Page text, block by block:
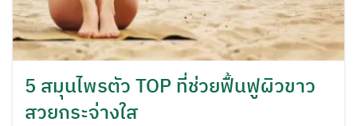
ค้นหา
สำหรับ:
5 สมุนไพรตัว TOP ที่ช่วยฟื้นฟูผิวขาว
สวยกระจ่างใส